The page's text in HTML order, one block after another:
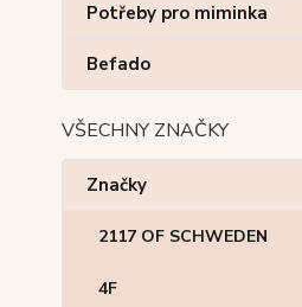
Potřeby pro miminka
Befado
VŠECHNY ZNAČKY
Značky
2117 OF SCHWEDEN
4F